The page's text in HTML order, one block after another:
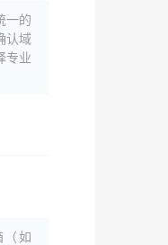
一的
认域
专业
如